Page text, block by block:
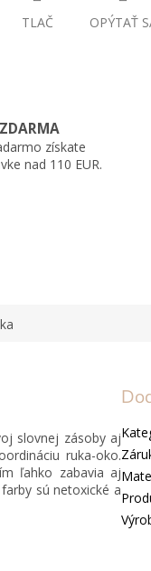
TLAČ OPÝTAŤ
získate
nad 110 EUR.
slovnej zásoby aj
ruka-oko.
ľahko zabavia aj
sú netoxické a